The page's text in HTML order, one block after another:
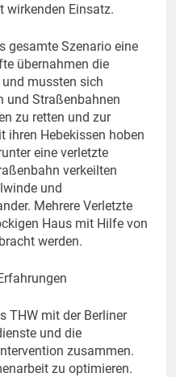
wirkenden Einsatz.
gesamte Szenario eine
übernahmen die
mussten sich
und Straßenbahnen
zu retten und zur
ihren Hebekissen hoben
eine verletzte
verkeilten
und
Mehrere Verletzte
Haus mit Hilfe von
werden.
THW mit der Berliner
und die
zusammen.
zu optimieren.